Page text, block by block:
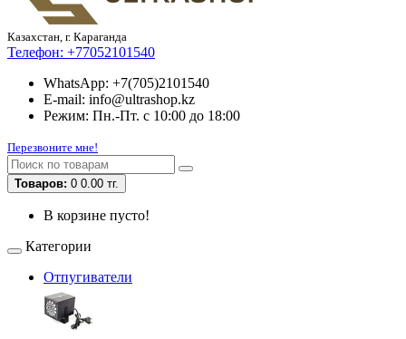
Казахстан, г. Караганда
Телефон: +77052101540
WhatsApp: +7(705)2101540
E-mail: info@ultrashop.kz
Режим: Пн.-Пт. с 10:00 до 18:00
Перезвоните мне!
Товаров: 0 0.00 тг.
В корзине пусто!
Категории
Отпугиватели